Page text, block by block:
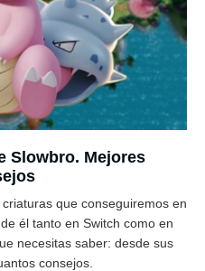
Slowbro. Mejores
que conseguiremos en
él tanto en Switch como en
necesitas saber: desde sus
consejos.